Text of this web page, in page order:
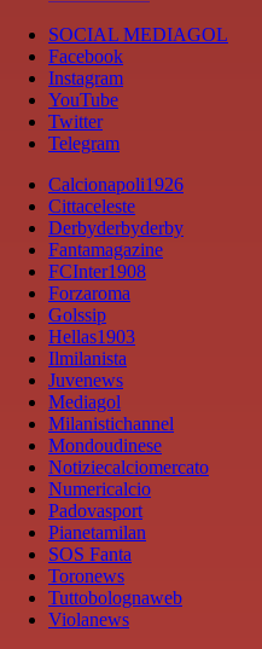
SOCIAL MEDIAGOL
Facebook
Instagram
YouTube
Twitter
Telegram
Calcionapoli1926
Cittaceleste
Derbyderbyderby
Fantamagazine
FCInter1908
Forzaroma
Golssip
Hellas1903
Ilmilanista
Juvenews
Mediagol
Milanistichannel
Mondoudinese
Notiziecalciomercato
Numericalcio
Padovasport
Pianetamilan
SOS Fanta
Toronews
Tuttobolognaweb
Violanews